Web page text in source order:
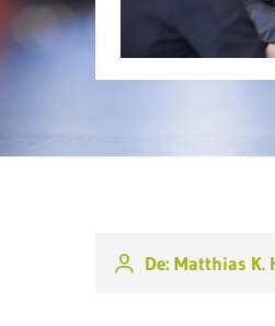
De: Matthias K.